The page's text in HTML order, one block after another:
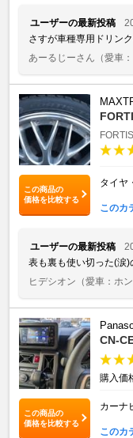
ユーザーの最新投稿
さすが車種専用ドリン
あーるじーさん （愛車
この商品の
価格を比較する
タイヤ
このカ
ユーザーの最新投稿
表も裏も使い切った(涙)
ヒデシオン （愛車：ホ
この商品の
価格を比較する
CN-
購入価
カーナ
このカ